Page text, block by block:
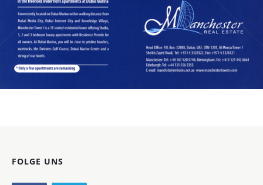
FOLGE UNS